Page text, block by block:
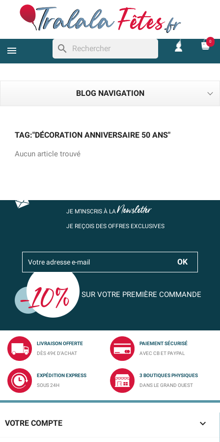
search
0
BLOG NAVIGATION
TAG:"DÉCORATION ANNIVERSAIRE 50 ANS"
Aucun article trouvé
JE M’INSCRIS À LANewsletter
JE REÇOIS DES OFFRES EXCLUSIVES
SUR VOTRE PREMIÈRE COMMANDE
LIVRAISON OFFERTE
DÈS 49€ D'ACHAT
PAIEMENT SÉCURISÉ
AVEC CB ET PAYPAL
EXPÉDITION EXPRESS
SOUS 24H
3 BOUTIQUES PHYSIQUES
DANS LE GRAND OUEST
VOTRE COMPTE 